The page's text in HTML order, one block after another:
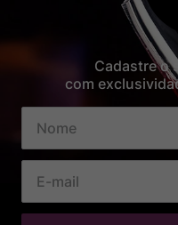
Cadastre o
com